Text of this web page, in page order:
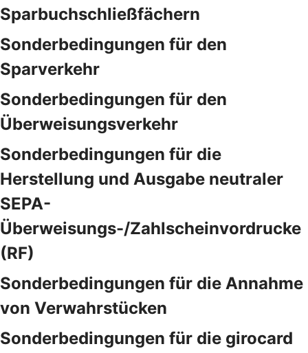
Sparbuchschließfächern
Sonderbedingungen für den
Sparverkehr
Sonderbedingungen für den
Überweisungsverkehr
Sonderbedingungen für die
Herstellung und Ausgabe neutraler
SEPA-
Überweisungs-/Zahlscheinvordrucke
(RF)
Sonderbedingungen für die Annahme
von Verwahrstücken
Sonderbedingungen für die girocard